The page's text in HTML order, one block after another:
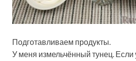
Подготавливаем продукты.
У меня измельчённый тунец. Если